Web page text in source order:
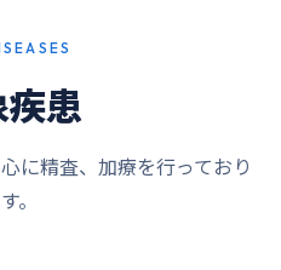
患
に精査、加療を行っており
。